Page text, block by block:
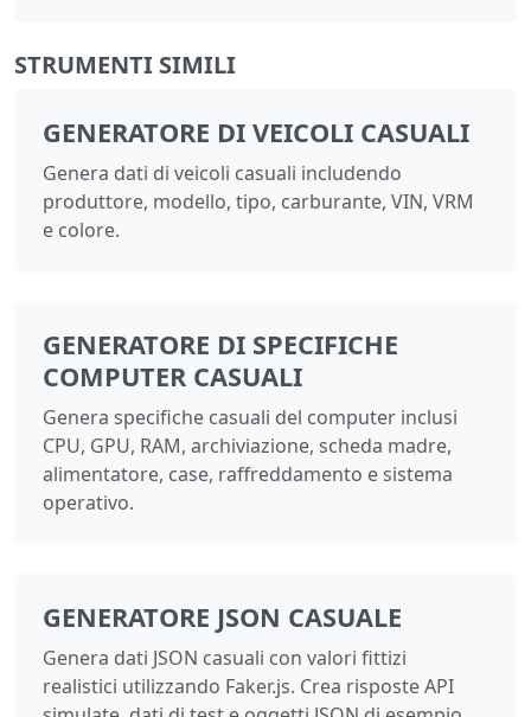
STRUMENTI SIMILI
GENERATORE DI VEICOLI CASUALI
Genera dati di veicoli casuali includendo
produttore, modello, tipo, carburante, VIN, VRM
e colore.
GENERATORE DI SPECIFICHE
COMPUTER CASUALI
Genera specifiche casuali del computer inclusi
CPU, GPU, RAM, archiviazione, scheda madre,
alimentatore, case, raffreddamento e sistema
operativo.
GENERATORE JSON CASUALE
Genera dati JSON casuali con valori fittizi
realistici utilizzando Faker.js. Crea risposte API